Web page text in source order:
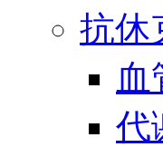
抗休
血
代